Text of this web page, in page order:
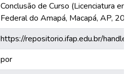
Conclusão de Curso (Licenciatura
Federal do Amapá, Macapá, AP,
https://repositorio.ifap.edu.br/
por